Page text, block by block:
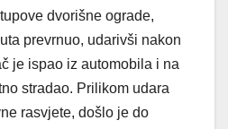
dvorišne ograde,
prevrnuo, udarivši nakon
je ispao iz automobila i na
stradao. Prilikom udara
rasvjete, došlo je do